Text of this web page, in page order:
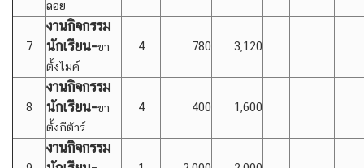
ลอย
7
งานกิจกรรม
นักเรียน-ขา
ตั้งไมค์
4 780 3,120
8
งานกิจกรรม
นักเรียน-ขา
ตั้งกีต้าร์
4 400 1,600
งานกิจกรรม